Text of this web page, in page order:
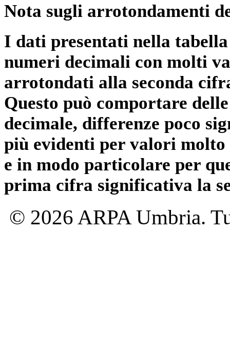
Nota sugli arrotondamenti
I dati presentati nella
numeri decimali con molti
arrotondati alla seconda
Questo può comportare
decimale, differenze poco
più evidenti per valori
e in modo particolare per
prima cifra significativa la
© 2026 ARPA Umbria.